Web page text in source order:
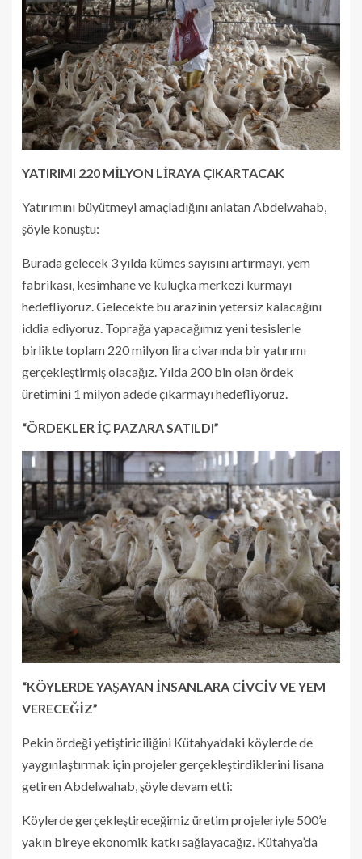
YATIRIMI 220 MİLYON LİRAYA ÇIKARTACAK
Yatırımını büyütmeyi amaçladığını anlatan Abdelwahab,
şöyle konuştu:
Burada gelecek 3 yılda kümes sayısını artırmayı, yem
fabrikası, kesimhane ve kuluçka merkezi kurmayı
hedefliyoruz. Gelecekte bu arazinin yetersiz kalacağını
iddia ediyoruz. Toprağa yapacağımız yeni tesislerle
birlikte toplam 220 milyon lira civarında bir yatırımı
gerçekleştirmiş olacağız. Yılda 200 bin olan ördek
üretimini 1 milyon adede çıkarmayı hedefliyoruz.
“ÖRDEKLER İÇ PAZARA SATILDI”
“KÖYLERDE YAŞAYAN İNSANLARA CİVCİV VE YEM
VERECEĞİZ”
Pekin ördeği yetiştiriciliğini Kütahya’daki köylerde de
yaygınlaştırmak için projeler gerçekleştirdiklerini lisana
getiren Abdelwahab, şöyle devam etti:
Köylerde gerçekleştireceğimiz üretim projeleriyle 500’e
yakın bireye ekonomik katkı sağlayacağız. Kütahya’da